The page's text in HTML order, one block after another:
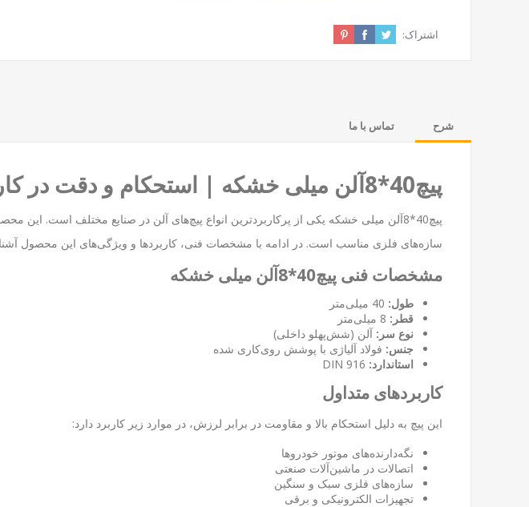
اشتراک:
شرح تماس با ما
پیچ40*8آلن میلی خشکه | استحکام و دقت در کاربردهای صنعتی
پیچ40*8آلن میلی خشکه یکی از پرکاربردترین انواع پیچ‌های آلن در صنایع مختلف است.
سازه‌های فلزی مناسب است. در ادامه با مشخصات فنی، کاربردها و ویژگی‌های این محصول
مشخصات فنی پیچ40*8آلن میلی خشکه
طول:
قطر:
نوع سر: آلن (شش‌پهلو داخلی)
جنس: فولاد آلیاژی با پوشش روی‌کاری شده
استاندارد:
کاربردهای متداول
این پیچ به دلیل استحکام بالا و مقاومت در برابر لرزش، در موارد زیر کاربرد دارد:
نگه‌دارنده‌های موتور خودروها
اتصالات در ماشین‌آلات صنعتی
سازه‌های فلزی سبک و سنگین
تجهیزات الکترونیکی و برقی